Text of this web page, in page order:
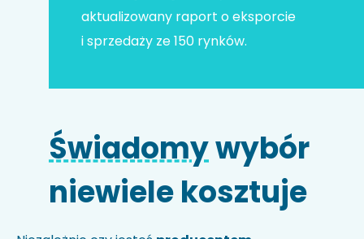
Kod HS
aktualizowany raport o eksporcie
i sprzedaży ze 150 rynków.
Świadomywybór
niewiele kosztuje